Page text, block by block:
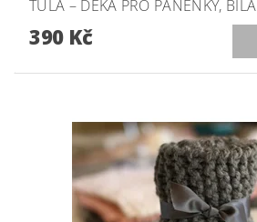
TULA – DEKA PRO PANENKY, BÍLÁ
390 Kč